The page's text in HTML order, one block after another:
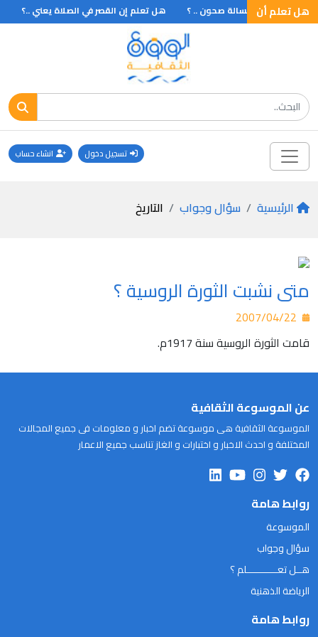
هل تعلم أن
تعلم أن أول غسالة صحون .. ؟ هل تعلم إن القصر في الصلاة يعني ..؟
تسجيل دخول انشاء حساب
الرئيسية سؤال وجواب التاريخ
متى نشبت الثورة الروسية ؟
قامت الثورة الروسية سنة 1917م.
عن الموسوعة الثقافية
الموسوعة الثقافية هى موسوعة تضم اخبار و معلومات فى جميع المجالات
المختلفة و احدث الاخبار و اختبارات و الغاز تناسب جميع الاعمار
روابط هامة
الموسوعة
سؤال وجواب
هــل تعـــــــــــلم ؟
الرياضة الذهنية
روابط هامة